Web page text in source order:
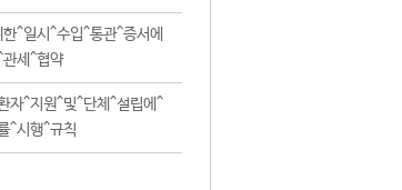
^일시^수입^통관^증서에
세^협약
자^지원^및^단체^설립에^
^시행^규칙